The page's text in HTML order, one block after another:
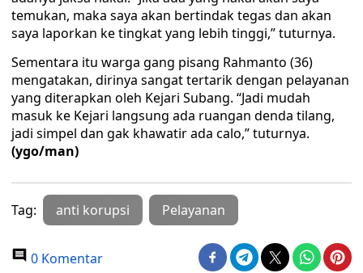
temukan, maka saya akan bertindak tegas dan akan
saya laporkan ke tingkat yang lebih tinggi,” tuturnya.
Sementara itu warga gang pisang Rahmanto (36)
mengatakan, dirinya sangat tertarik dengan pelayanan
yang diterapkan oleh Kejari Subang. “Jadi mudah
masuk ke Kejari langsung ada ruangan denda tilang,
jadi simpel dan gak khawatir ada calo,” tuturnya.
(ygo/man)
Tag: anti korupsi Pelayanan
0 Komentar